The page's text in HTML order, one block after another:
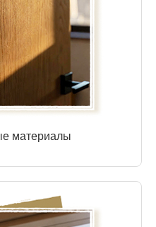
материалы